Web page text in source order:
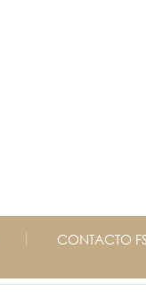
CONTACTO